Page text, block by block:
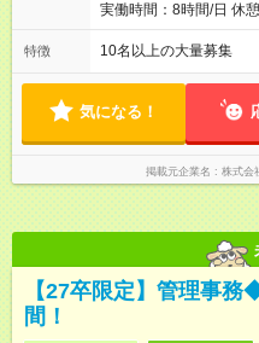
実働時間：8時間/日 休憩1時間 残業はほとんどなく
る日が多い働き方です
ので、 「今日やるべき
方を大切にしています。
特徴 10名以上の大量募集
気になる！
掲載元企業名 株式会
【27卒限定】管理事
間！